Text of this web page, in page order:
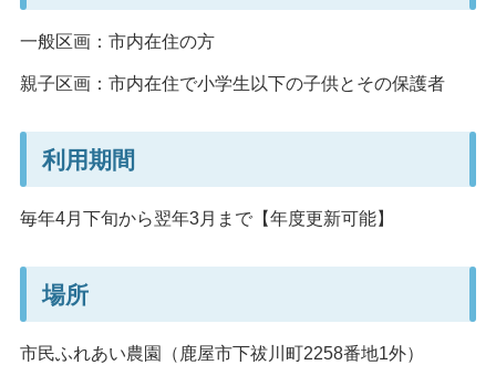
一般区画：市内在住の方
親子区画：市内在住で小学生以下の子供とその保護者
利用期間
毎年4月下旬から翌年3月まで【年度更新可能】
場所
市民ふれあい農園（鹿屋市下祓川町2258番地1外）